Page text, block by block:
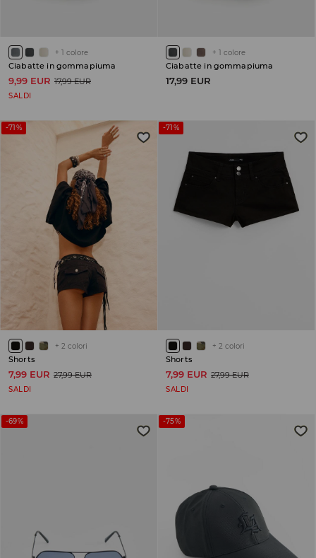
+ 1 colore
Ciabatte in gommapiuma
9,99 EUR 17,99 EUR
SALDI
+ 1 colore
Ciabatte in gommapiuma
17,99 EUR
-71%
+ 2 colori
Shorts
7,99 EUR 27,99 EUR
SALDI
-71%
+ 2 colori
Shorts
7,99 EUR 27,99 EUR
SALDI
-69% -75%